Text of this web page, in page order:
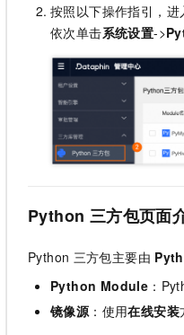
按照以下操作指引，进
依次单击系统设置->
Python 三方包页面
Python 三方包主要由
Python Module ：
镜像源：使用在线安装
大模型服务
千问AI平台-模型体验
Happy 系列大模型
大模型解决方案
AI 产品 免费试用
1亿+ 大模型 tokens 和 30+ 款产品免
140+云产品 免费试用
产品新客免费试用，最长12个月
大模型ACA认证体验
助力企业全员 AI 认知与能力提升
Tableau 订阅
AI空中课堂在线直播课堂（旗舰
生态解决方案
行业生态解决方案
AI 开发和 AI 应用解决方案
云开发大赛